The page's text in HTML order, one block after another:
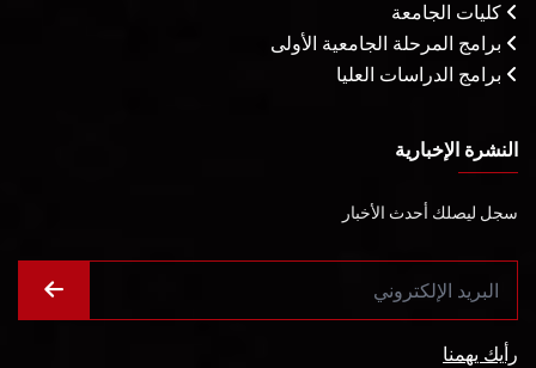
كليات الجامعة
برامج المرحلة الجامعية الأولى
برامج الدراسات العليا
النشرة الإخبارية
سجل ليصلك أحدث الأخبار
رأيك يهمنا